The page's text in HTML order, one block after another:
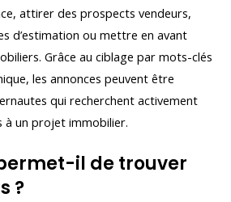
attirer des prospects vendeurs,
d’estimation ou mettre en avant
Grâce au ciblage par mots-clés
les annonces peuvent être
qui recherchent activement
à un projet immobilier.
il de trouver
?